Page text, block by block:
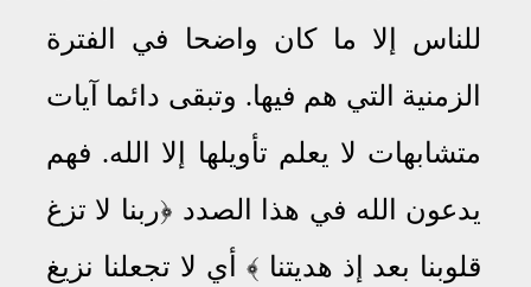
للناس إلا ما كان واضحا في الفترة
الزمنية التي هم فيها. وتبقى دائما آيات
متشابهات لا يعلم تأويلها إلا الله. فهم
يدعون الله في هذا الصدد ﴿ربنا لا تزغ
قلوبنا بعد إذ هديتنا ﴾ أي لا تجعلنا نزيغ